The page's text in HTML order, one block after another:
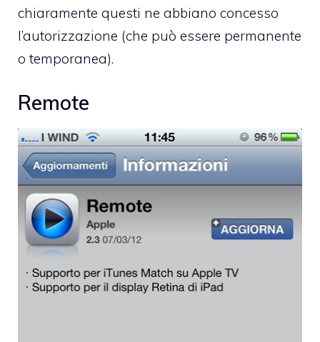
chiaramente questi ne abbiano concesso
l’autorizzazione (che può essere permanente
o temporanea).
Remote